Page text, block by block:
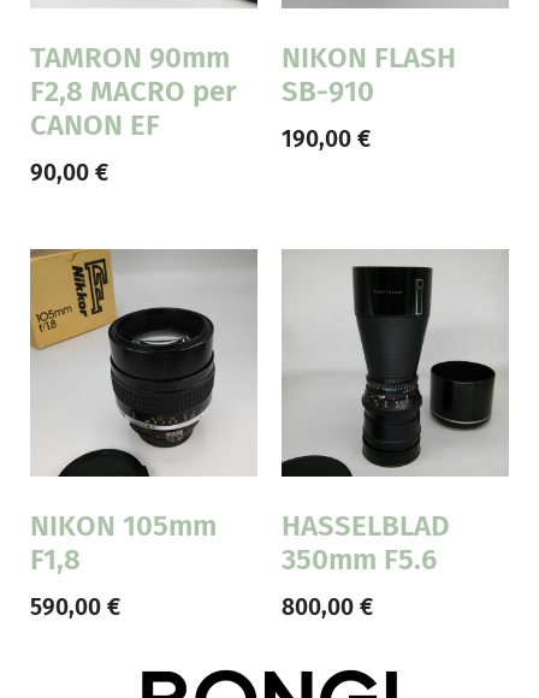
TAMRON 90mm
F2,8 MACRO per
CANON EF
90,00 €
NIKON FLASH
SB-910
190,00 €
NIKON 105mm
F1,8
590,00 €
HASSELBLAD
350mm F5.6
800,00 €